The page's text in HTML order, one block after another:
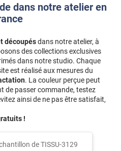
dans notre atelier en
découpésdans notre atelier, à
des collections exclusives
dans notre studio. Chaque
est réalisé aux mesures du
. La couleur perçue peut
de passer commande, testez
ainsi de ne pas être satisfait,
!
deTISSU-3129